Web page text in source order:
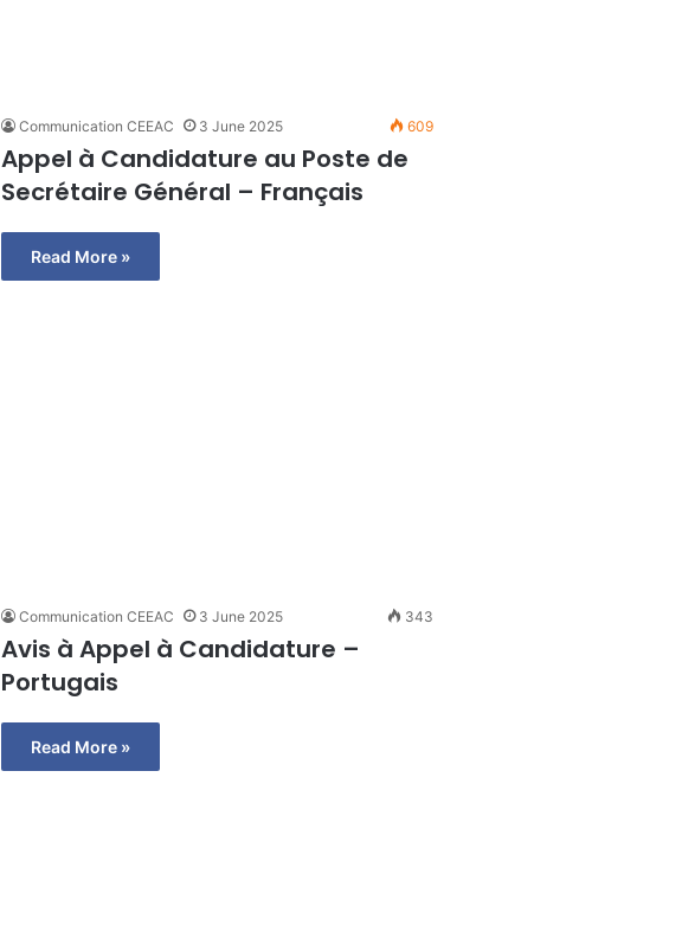
Communication CEEAC 3 June 2025 609
Appel à Candidature au Poste de
Secrétaire Général – Français
Read More »
Communication CEEAC 3 June 2025 343
Avis à Appel à Candidature –
Portugais
Read More »